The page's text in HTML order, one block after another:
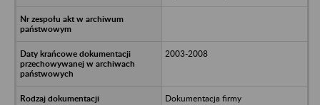
2003-2008
Dokumentacja firmy